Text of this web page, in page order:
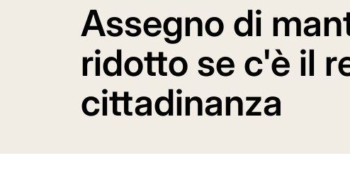
Assegno di
ridotto se c'è il
cittadinanza